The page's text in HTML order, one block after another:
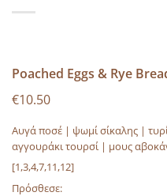
Poached Eggs & Rye
€10.50
Αυγά ποσέ | ψωμί σίκαλης |
αγγουράκι τουρσί | μους
[1,3,4,7,11,12]
Πρόσθεσε: